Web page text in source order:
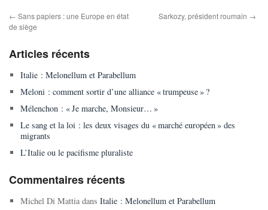
← Sans papiers : une Europe en état
de siège
Sarkozy, président roumain →
Articles récents
Italie : Melonellum et Parabellum
Meloni : comment sortir d’une alliance « trumpeuse » ?
Mélenchon : « Je marche, Monsieur… »
Le sang et la loi : les deux visages du « marché européen » des
migrants
L’Italie ou le pacifisme pluraliste
Commentaires récents
Michel Di Mattiadans Italie : Melonellum et Parabellum